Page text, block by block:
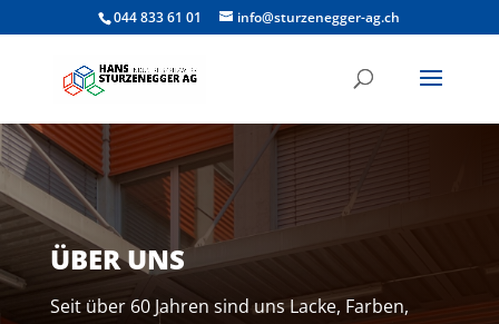
044 833 61 01 info@sturzenegger-ag.ch
ÜBER UNS
Seit über 60 Jahren sind uns Lacke, Farben,